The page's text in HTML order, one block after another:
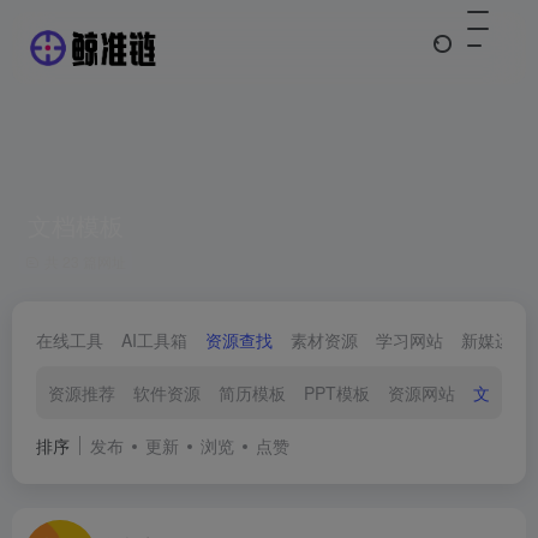
在线工具 AI工具箱 资源查找 素材资源 学习网站 新媒运营
资源推荐 软件资源 简历模板 PPT模板 资源网站 文档模
排序 发布 更新 浏览 点赞